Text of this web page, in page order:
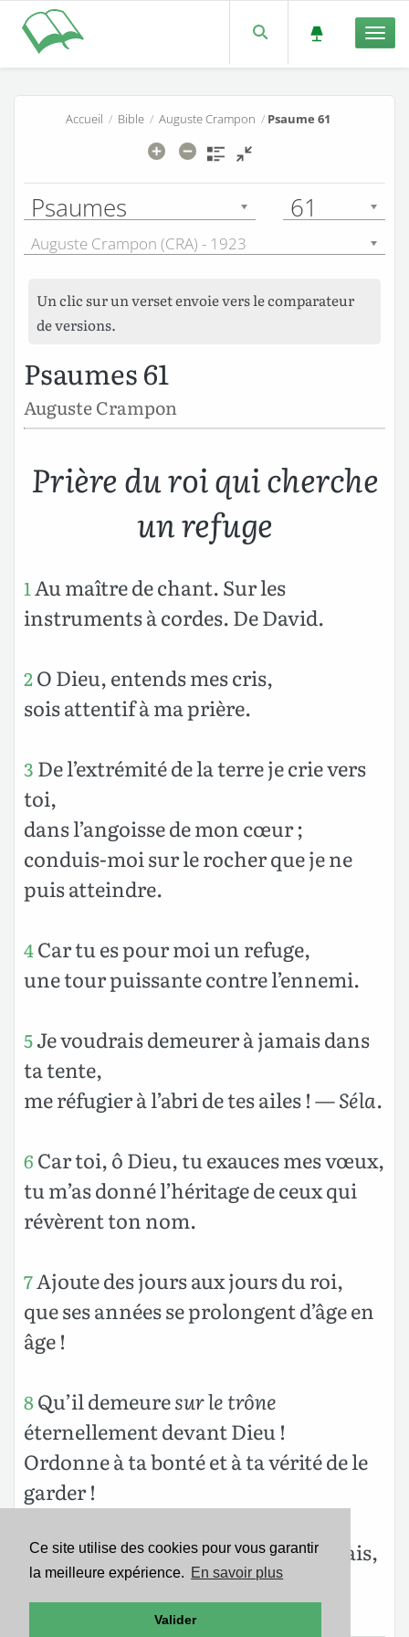
Ce site utilise des cookies pour vous garantir
la meilleure expérience. En savoir plus
Valider
Accueil / Bible /Auguste Crampon / Psaume 61
Psaumes 61
Auguste Crampon (CRA) - 1923
Un clic sur un verset envoie vers le comparateur
de versions.
Psaumes 61
Auguste Crampon
Prière du roi qui cherche
un refuge
1 Au maître de chant. Sur les
instruments à cordes. De David.
2O Dieu, entends mes cris,
sois attentif à ma prière.
3 De l’extrémité de la terre je crie vers
toi,
dans l’angoisse de mon cœur ;
conduis-moi sur le rocher que je ne
puis atteindre.
4Car tu es pour moi un refuge,
une tour puissante contre l’ennemi.
5Je voudrais demeurer à jamais dans
ta tente,
me réfugier à l’abri de tes ailes ! —Séla.
6 Car toi, ô Dieu, tu exauces mes vœux,
tu m’as donné l’héritage de ceux qui
révèrent ton nom.
7Ajoute des jours aux jours du roi,
que ses années se prolongent d’âge en
âge !
8Qu’il demeuresur le trône
éternellement devant Dieu !
Ordonne à ta bonté et à ta vérité de le
garder !
9Alors je célébrerai ton nom à jamais,
et j’accomplirai mes vœux chaque
jour.